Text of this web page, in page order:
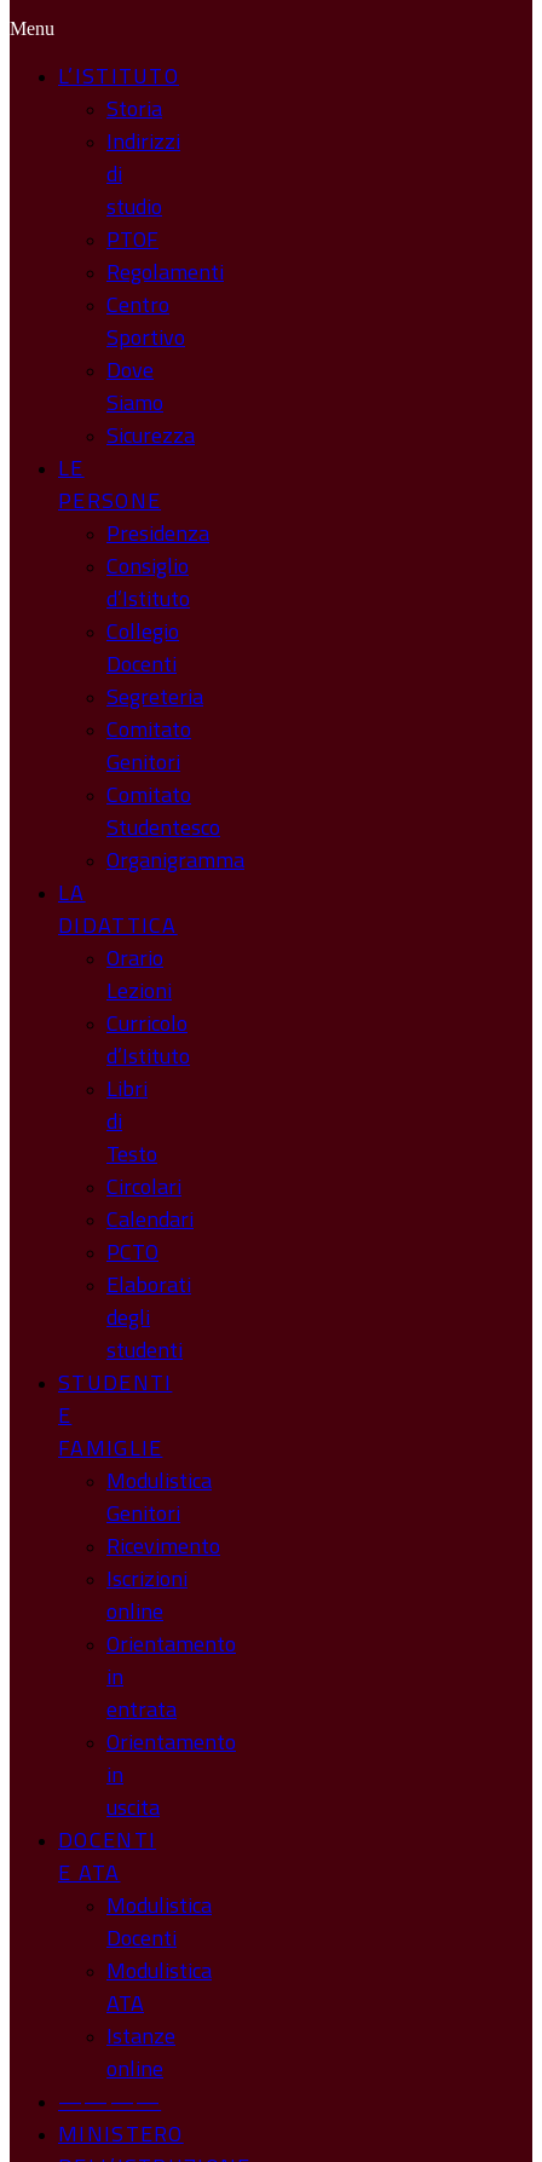
Menu
L’ISTITUTO
Storia
Indirizzi
di
studio
PTOF
Regolamenti
Centro
Sportivo
Dove
Siamo
Sicurezza
LE
PERSONE
Presidenza
Consiglio
d’Istituto
Collegio
Docenti
Segreteria
Comitato
Genitori
Comitato
Studentesco
Organigramma
LA
DIDATTICA
Orario
Lezioni
Curricolo
d’Istituto
Libri
di
Testo
Circolari
Calendari
PCTO
Elaborati
degli
studenti
STUDENTI
E
FAMIGLIE
Modulistica
Genitori
Ricevimento
Iscrizioni
online
Orientamento
in
entrata
Orientamento
in
uscita
DOCENTI
E ATA
Modulistica
Docenti
Modulistica
ATA
Istanze
online
————
MINISTERO